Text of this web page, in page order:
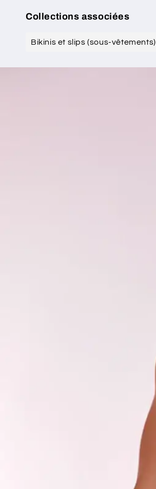
Collections associées
Bikinis et slips (sous-vêtements)